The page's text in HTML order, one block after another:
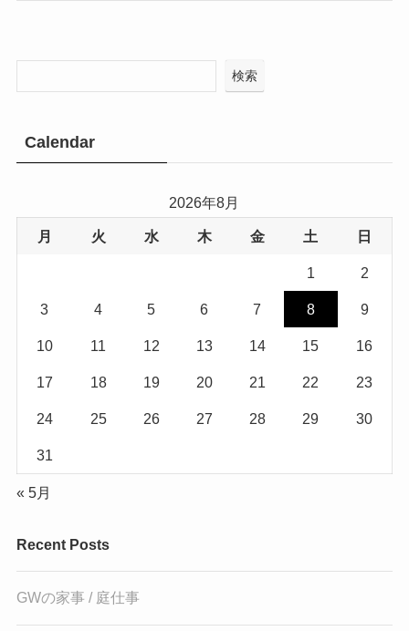
検索
Calendar
2026年8月
月 火 水 木 金 土 日
1 2
3 4 5 6 7 8 9
10 11 12 13 14 15 16
17 18 19 20 21 22 23
24 25 26 27 28 29 30
31
« 5月
Recent Posts
GWの家事 / 庭仕事